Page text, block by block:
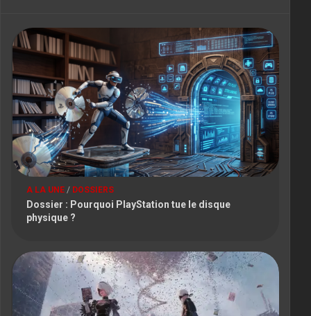
A LA UNE / DOSSIERS
Dossier : Pourquoi PlayStation tue le disque
physique ?